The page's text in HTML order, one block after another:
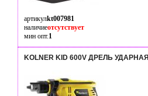
артикулkt007981
наличиеотсутствует
мин опт.1
KOLNER KID 600V ДРЕЛЬ УДАРНАЯ